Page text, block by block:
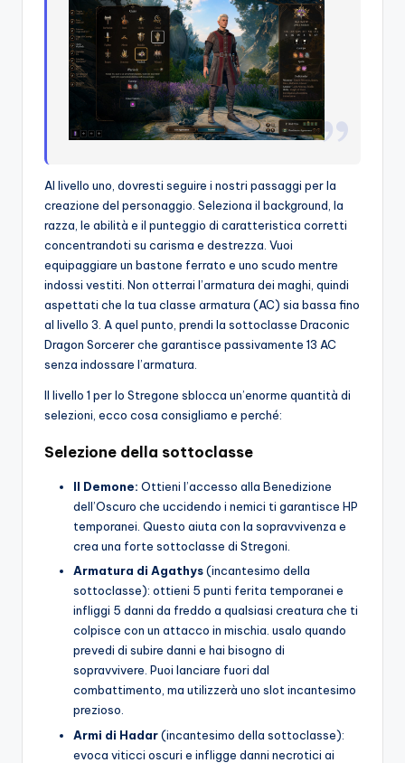
Al livello uno, dovresti seguire i nostri passaggi per la
creazione del personaggio. Seleziona il background, la
razza, le abilità e il punteggio di caratteristica corretti
concentrandoti su carisma e destrezza. Vuoi
equipaggiare un bastone ferrato e uno scudo mentre
indossi vestiti. Non otterrai l’armatura dei maghi, quindi
aspettati che la tua classe armatura (AC) sia bassa fino
al livello 3. A quel punto, prendi la sottoclasse Draconic
Dragon Sorcerer che garantisce passivamente 13 AC
senza indossare l’armatura.
Il livello 1 per lo Stregone sblocca un’enorme quantità di
selezioni, ecco cosa consigliamo e perché:
Selezione della sottoclasse
Il Demone: Ottieni l’accesso alla Benedizione
dell’Oscuro che uccidendo i nemici ti garantisce HP
temporanei. Questo aiuta con la sopravvivenza e
crea una forte sottoclasse di Stregoni.
Armatura di Agathys(incantesimo della
sottoclasse): ottieni 5 punti ferita temporanei e
infliggi 5 danni da freddo a qualsiasi creatura che ti
colpisce con un attacco in mischia. usalo quando
prevedi di subire danni e hai bisogno di
sopravvivere. Puoi lanciare fuori dal
combattimento, ma utilizzerà uno slot incantesimo
prezioso.
Armi di Hadar(incantesimo della sottoclasse):
evoca viticci oscuri e infligge danni necrotici ai